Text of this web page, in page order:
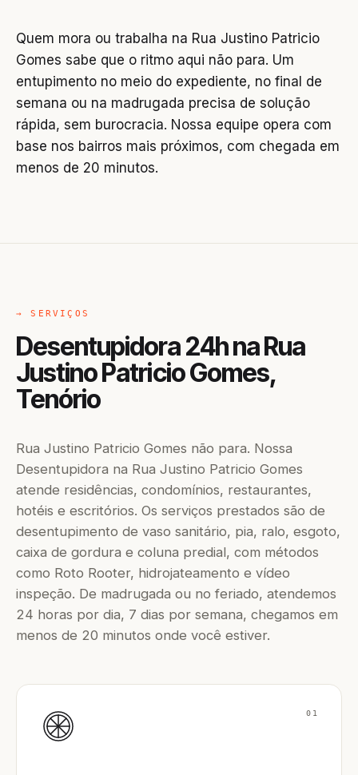
Quem mora ou trabalha na Rua Justino Patricio
Gomes sabe que o ritmo aqui não para. Um
entupimento no meio do expediente, no final de
semana ou na madrugada precisa de solução
rápida, sem burocracia. Nossa equipe opera com
base nos bairros mais próximos, com chegada em
menos de 20 minutos.
→ SERVIÇOS
Desentupidora 24h na Rua
Justino Patricio Gomes,
Tenório
Rua Justino Patricio Gomes não para. Nossa
Desentupidora na Rua Justino Patricio Gomes
atende residências, condomínios, restaurantes,
hotéis e escritórios. Os serviços prestados são de
desentupimento de vaso sanitário, pia, ralo, esgoto,
caixa de gordura e coluna predial, com métodos
como Roto Rooter, hidrojateamento e vídeo
inspeção. De madrugada ou no feriado, atendemos
24 horas por dia, 7 dias por semana, chegamos em
menos de 20 minutos onde você estiver.
01